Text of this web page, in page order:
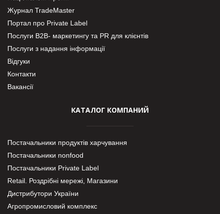
Журнал TradeMaster
Портал про Private Label
Послуги В2В- маркетингу та PR для клієнтів
Послуги з надання інформації
Відгуки
Контакти
Вакансії
КАТАЛОГ КОМПАНИЙ
Постачальники продуктів харчування
Постачальники nonfood
Постачальники Private Label
Retail. Роздрібні мережі, Магазини
Дистрибутори України
Агропромисловий комплекс